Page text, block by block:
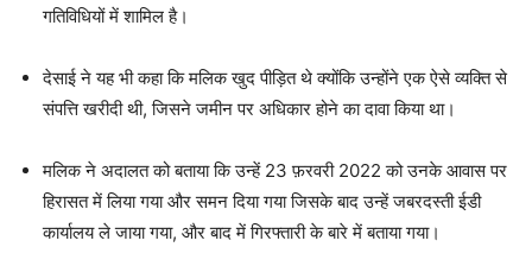
गतिविधियों में शामिल है।
देसाई ने यह भी कहा कि मलिक खुद पीड़ित थे क्योंकि उन्होंने एक ऐसे व्यक्ति से
संपत्ति खरीदी थी, जिसने जमीन पर अधिकार होने का दावा किया था।
मलिक ने अदालत को बताया कि उन्हें 23 फ़रवरी 2022 को उनके आवास पर
हिरासत में लिया गया और समन दिया गया जिसके बाद उन्हें जबरदस्ती ईडी
कार्यालय ले जाया गया, और बाद में गिरफ्तारी के बारे में बताया गया।